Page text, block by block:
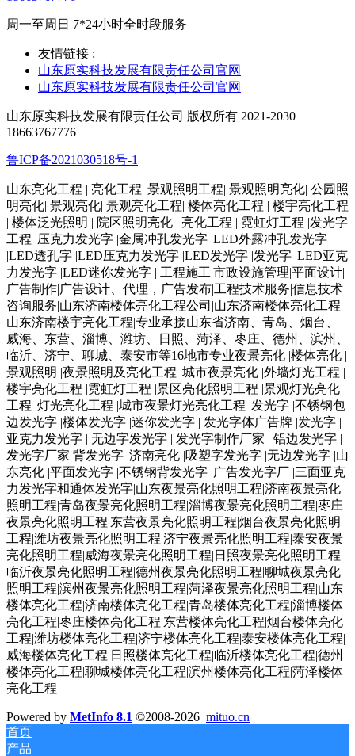
周一至周日 7*24小时全时段服务
友情链接 :
山东原实科技发展有限责任公司官网
山东原实科技发展有限责任公司官网
山东原实科技发展有限责任公司 版权所有 2021-2030
18663767776
鲁ICP备2021030518号-1
山东亮化工程 | 亮化工程| 景观照明工程| 景观照明亮化| 公园照
明亮化| 景观亮化| 景观亮化工程| 楼体亮化工程 | 楼宇亮化工程
| 楼体泛光照明 | 院区照明亮化 | 亮化工程 | 霓虹灯工程 |发光字
工程 |压克力发光字 |金属冲孔发光字 |LED外露冲孔发光字
|LED透孔字 |LED压克力发光字 |LED发光字 |发光字 |LED亚克
力发光字 |LED迷你发光字 | 工程施工|市政设施管理|平面设计|
广告制作|广告设计、代理，广告发布|工程技术服务|信息技术
咨询服务|山东济南楼体亮化工程公司|山东济南楼体亮化工程|
山东济南楼宇亮化工程|专业承接山东省济南、青岛、烟台、
威海、东营、淄博、潍坊、日照、菏泽、枣庄、德州、滨州、
临沂、济宁、聊城、泰安市等16地市专业夜景亮化 |楼体亮化 |
景观照明 |夜景照明及亮化工程 |城市夜景亮化 |外墙灯光工程 |
楼宇亮化工程 |霓虹灯工程 |景区亮化照明工程 |景观灯光亮化
工程 |灯光亮化工程 |城市夜景灯光亮化工程 |发光字 |不锈钢包
边发光字 |楼体发光字 |迷你发光字 | 发光字体广告牌 |发光字 |
亚克力发光字 | 无边字发光字 | 发光字制作厂家 | 铝边发光字 |
发光字厂家 背发光字 |济南亮化 |吸塑字发光字 |无边发光字 |山
东亮化 |平面发光字 |不锈钢背发光字 |广告发光字厂 |三面亚克
力发光字和通体发光字|山东夜景亮化照明工程|济南夜景亮化
照明工程|青岛夜景亮化照明工程|淄博夜景亮化照明工程|枣庄
夜景亮化照明工程|东营夜景亮化照明工程|烟台夜景亮化照明
工程|潍坊夜景亮化照明工程|济宁夜景亮化照明工程|泰安夜景
亮化照明工程|威海夜景亮化照明工程|日照夜景亮化照明工程|
临沂夜景亮化照明工程|德州夜景亮化照明工程|聊城夜景亮化
照明工程|滨州夜景亮化照明工程|菏泽夜景亮化照明工程|山东
楼体亮化工程|济南楼体亮化工程|青岛楼体亮化工程|淄博楼体
亮化工程|枣庄楼体亮化工程|东营楼体亮化工程|烟台楼体亮化
工程|潍坊楼体亮化工程|济宁楼体亮化工程|泰安楼体亮化工程|
威海楼体亮化工程|日照楼体亮化工程|临沂楼体亮化工程|德州
楼体亮化工程|聊城楼体亮化工程|滨州楼体亮化工程|菏泽楼体
亮化工程
Powered by MetInfo 8.1 ©2008-2026 mituo.cn
首页
产品